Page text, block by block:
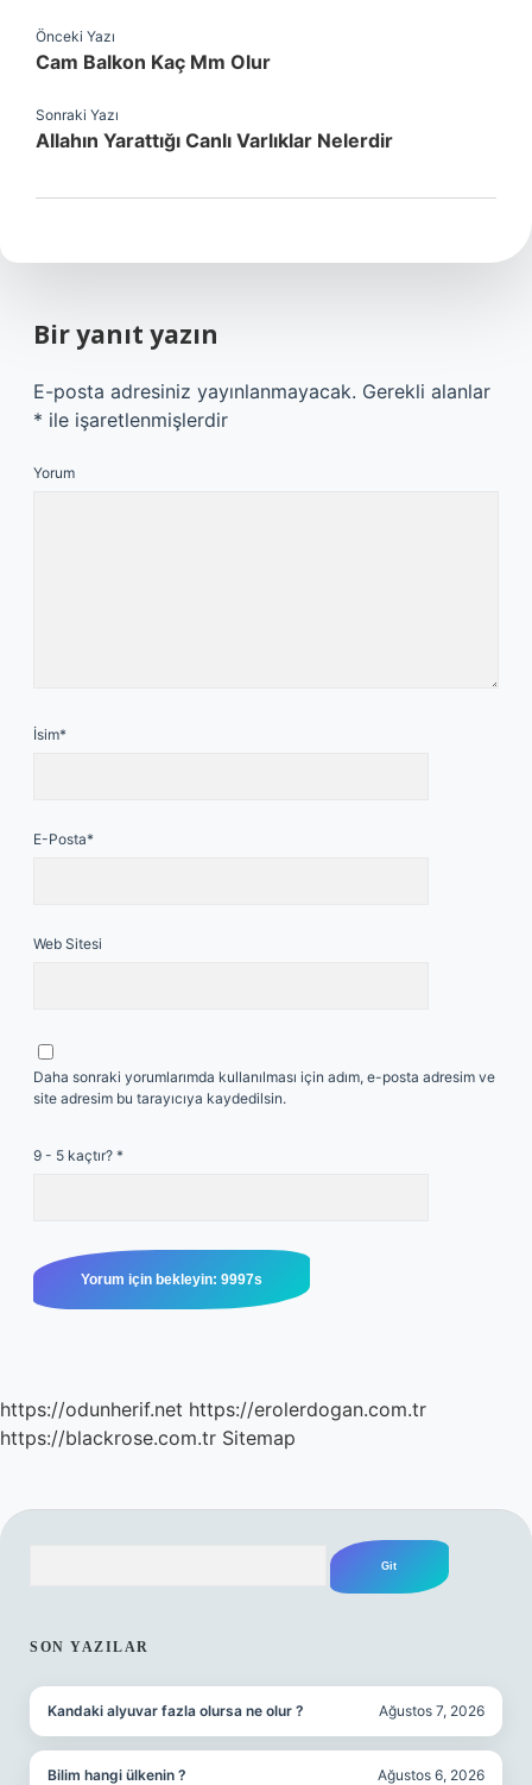
Önceki Yazı
Cam Balkon Kaç Mm Olur
Sonraki Yazı
Allahın Yarattığı Canlı Varlıklar Nelerdir
Bir yanıt yazın
E-posta adresiniz yayınlanmayacak. Gerekli alanlar
* ile işaretlenmişlerdir
Yorum
İsim*
E-Posta*
Web Sitesi
Daha sonraki yorumlarımda kullanılması için adım, e-posta adresim ve
site adresim bu tarayıcıya kaydedilsin.
9 - 5 kaçtır? *
https://odunherif.net https://erolerdogan.com.tr
https://blackrose.com.tr Sitemap
SON YAZILAR
Kandaki alyuvar fazla olursa ne olur ? Ağustos 7, 2026
Bilim hangi ülkenin ? Ağustos 6, 2026